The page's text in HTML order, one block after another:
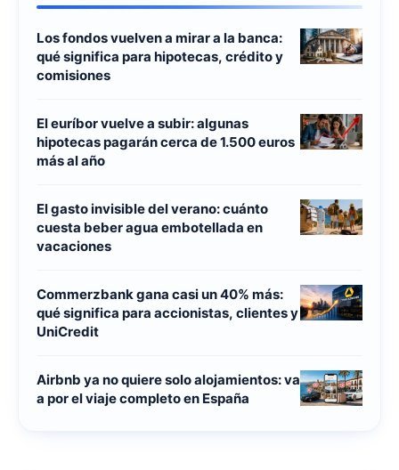
Los fondos vuelven a mirar a la banca:
qué significa para hipotecas, crédito y
comisiones
El euríbor vuelve a subir: algunas
hipotecas pagarán cerca de 1.500 euros
más al año
El gasto invisible del verano: cuánto
cuesta beber agua embotellada en
vacaciones
Commerzbank gana casi un 40% más:
qué significa para accionistas, clientes y
UniCredit
Airbnb ya no quiere solo alojamientos: va
a por el viaje completo en España